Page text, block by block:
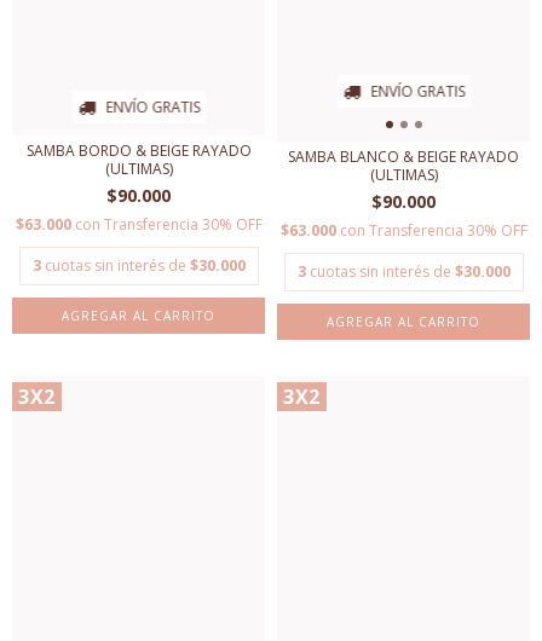
ENVÍO GRATIS
SAMBA BORDO & BEIGE RAYADO
(ULTIMAS)
$90.000
$63.000 con Transferencia 30% OFF
3 cuotas sin interés de $30.000
AGREGAR AL CARRITO
ENVÍO GRATIS
SAMBA BLANCO & BEIGE RAYADO
(ULTIMAS)
$90.000
$63.000 con Transferencia 30% OFF
3 cuotas sin interés de $30.000
AGREGAR AL CARRITO
3X2 3X2